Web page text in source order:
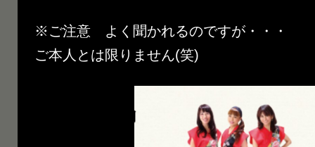
※ご注意 よく聞かれるのですが・・・
ご本人とは限りません(笑)